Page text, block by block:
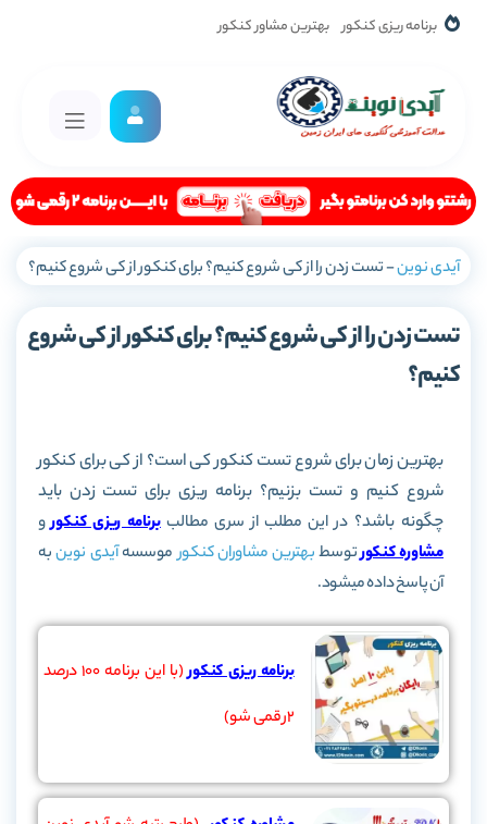
برنامه ریزی کنکور بهترین مشاور کنکور
آیدی نوین-تست زدن را از کی شروع کنیم؟ برای کنکور از کی شروع کنیم؟
تست زدن را از کی شروع کنیم؟ برای کنکور از کی شروع
کنیم؟
بهترین زمان برای شروع تست کنکور کی است؟ از کی برای کنکور
شروع کنیم و تست بزنیم؟ برنامه ریزی برای تست زدن باید
چگونه باشد؟در این مطلب از سری مطالببرنامه ریزی کنکورو
مشاوره کنکورتوسطبهترین مشاوران کنکورموسسهآیدی نوینبه
آن پاسخ داده میشود.
برنامه ریزی کنکور
(با این برنامه 100 درصد
2رقمی شو)